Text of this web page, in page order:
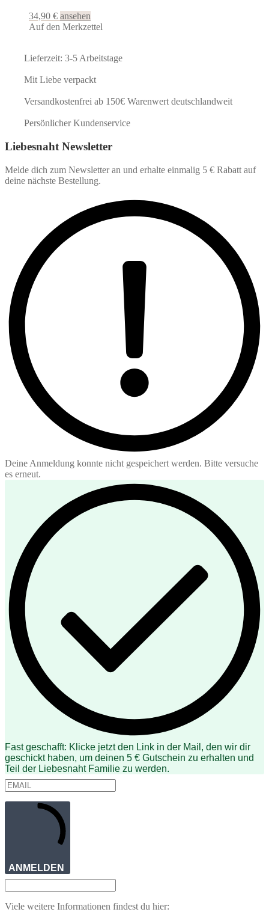
34,90 € ansehen
Auf den Merkzettel
Lieferzeit: 3-5 Arbeitstage
Mit Liebe verpackt
Versandkostenfrei ab 150€ Warenwert deutschlandweit
Persönlicher Kundenservice
Liebesnaht Newsletter
Melde dich zum Newsletter an und erhalte einmalig 5 € Rabatt auf
deine nächste Bestellung.
Deine Anmeldung konnte nicht gespeichert werden. Bitte versuche
es erneut.
Fast geschafft: Klicke jetzt den Link in der Mail, den wir dir
geschickt haben, um deinen 5 € Gutschein zu erhalten und
Teil der Liebesnaht Familie zu werden.
ANMELDEN
Viele weitere Informationen findest du hier: